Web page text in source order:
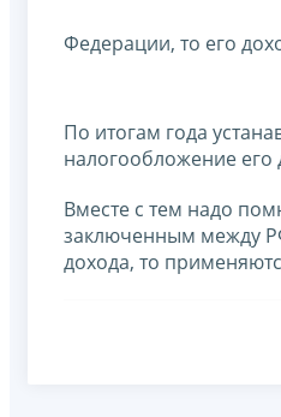
Федерации, то его
По итогам года
налогообложение его
Вместе с тем надо
заключенным между
дохода, то